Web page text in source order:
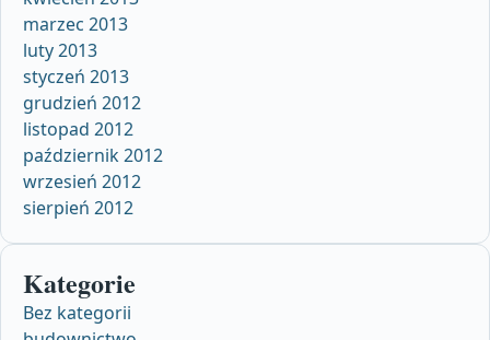
marzec 2013
luty 2013
styczeń 2013
grudzień 2012
listopad 2012
październik 2012
wrzesień 2012
sierpień 2012
Kategorie
Bez kategorii